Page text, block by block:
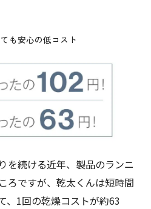
も安心の低コスト
を続ける近年、製品のランニ
ろですが、乾太くんは短時間
、1回の乾燥コストが約63